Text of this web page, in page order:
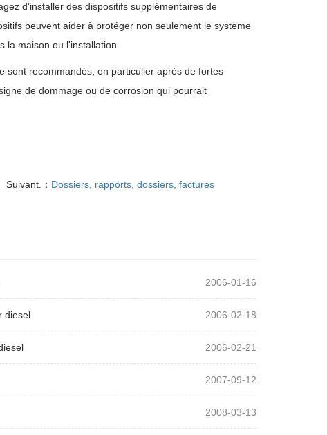
d'installer des dispositifs supplémentaires de
peuvent aider à protéger non seulement le système
la maison ou l'installation.
sont recommandés, en particulier après de fortes
de dommage ou de corrosion qui pourrait
Suivant.： Dossiers, rapports, dossiers, factures
2006-01-16
diesel 2006-02-18
2006-02-21
2007-09-12
2008-03-13